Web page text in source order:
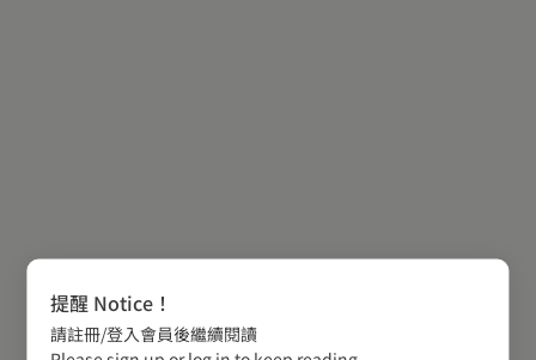
提醒 Notice！
請註冊/登入會員後繼續閱讀